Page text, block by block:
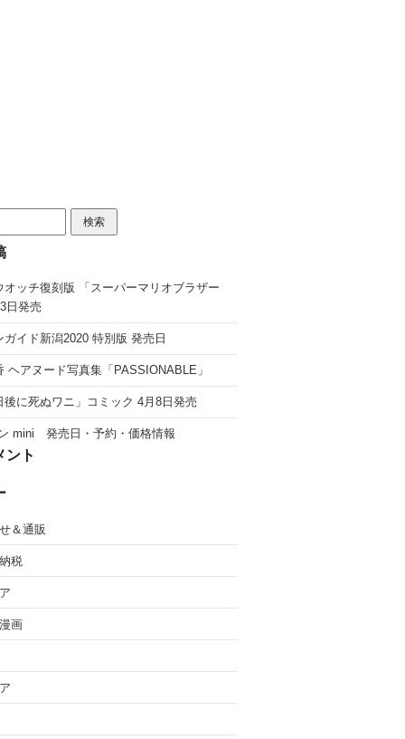
オッチ復刻版 「スーパーマリオブラザー
日発売
ガイド新潟2020 特別版 発売日
ヘアヌード写真集「PASSIONABLE」
後に死ぬワニ」コミック 4月8日発売
mini 発売日・予約・価格情報
ント
＆通販
税
画